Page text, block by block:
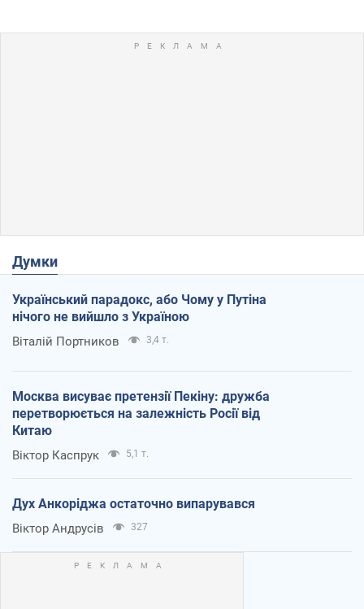
Думки
Український парадокс, або Чому у Путіна
нічого не вийшло з Україною
Віталій Портников 3,4 т.
Москва висуває претензії Пекіну: дружба
перетворюється на залежність Росії від
Китаю
Віктор Каспрук 5,1 т.
Дух Анкоріджа остаточно випарувався
Віктор Андрусів 327